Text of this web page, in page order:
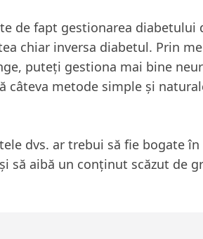
de fapt gestionarea diabetului
chiar inversa diabetul. Prin
puteți gestiona mai bine
câteva metode simple și
dvs. ar trebui să fie bogate
să aibă un conținut scăzut de